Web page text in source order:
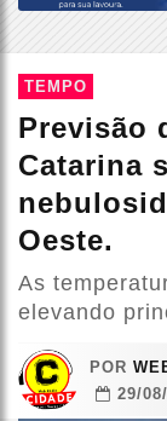
TEMPO
Previsão
Catarina
Oeste.
As
elevando
POR
29/